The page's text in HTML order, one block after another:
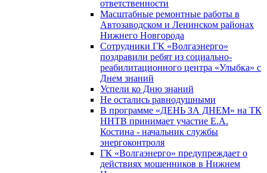
ответственности
Масштабные ремонтные работы в
Автозаводском и Ленинском районах
Нижнего Новгорода
Сотрудники ГК «Волгаэнерго»
поздравили ребят из социально-
реабилитационного центра «Улыбка» с
Днем знаний
Успели ко Дню знаний
Не остались равнодушными
В программе «ДЕНЬ ЗА ДНЕМ» на ТК
ННТВ принимает участие Е.А.
Костина - начальник службы
энергоконтроля
ГК «Волгаэнерго» предупреждает о
действиях мошенников в Нижнем